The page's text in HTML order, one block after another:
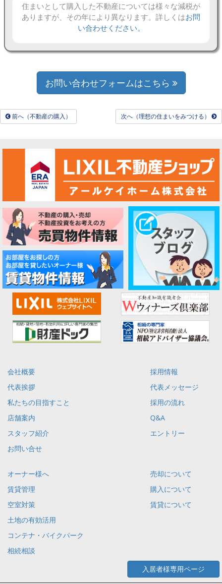
住まいとして購入した不動産については様々な減税が
ありますが、その年により異なります。詳しくはお問
い合わせください。
お問い合わせフォームはこちら
前へ（不動産の購入） 次へ（理想の住まいをみつける）
会社概要
代表挨拶
私たちの目指すこと
店舗案内
スタッフ紹介
お問い合せ
採用情報
代表メッセージ
採用の流れ
Q&A
エントリー
オーナー様へ
賃貸管理
空室対策
土地の有効活用
コンテナ・バイクパーク
相続相談
売却について
購入について
賃貸について
入居者様専用ページ